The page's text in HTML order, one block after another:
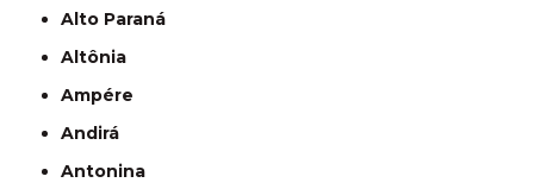
Alto Paraná
Altônia
Ampére
Andirá
Antonina